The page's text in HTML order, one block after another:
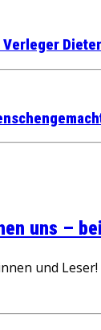
Verleger
uns –
und